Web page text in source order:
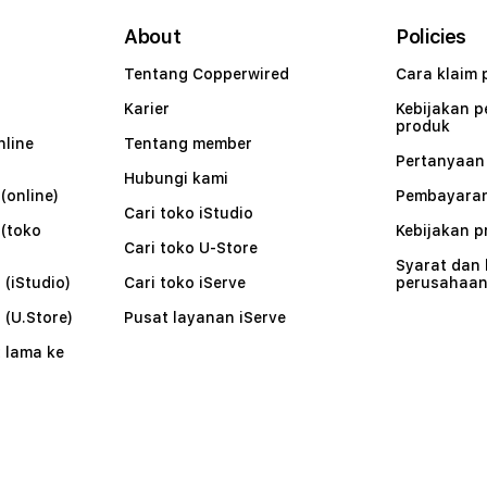
lama ke
About
Tentang Copperwired
Karier
Tentang member
Hubungi kami
Cari toko iStudio
Cari toko U-Store
Cari toko iServe
Pusat layanan iServe
Policies
Cara klaim
Kebijakan
produk
Pertanyaan
Kebijakan
Syarat dan
perusahaan